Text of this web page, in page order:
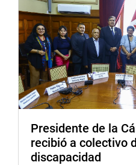
Presidente de la
recibió a colectivo
discapacidad